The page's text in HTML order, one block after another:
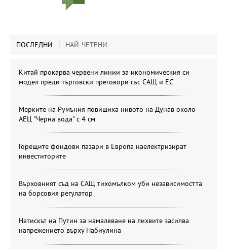
ПОСЛЕДНИ НАЙ-ЧЕТЕНИ
Китай прокарва червени линии за икономическия си
модел преди търговски преговори със САЩ и ЕС
Мерките на Румъния повишиха нивото на Дунав около
АЕЦ "Черна вода" с 4 см
Горещите фондови пазари в Европа наелектризират
инвеститорите
Върховният съд на САЩ тихомълком уби независимостта
на борсовия регулатор
Натискът на Путин за намаляване на лихвите засилва
напрежението върху Набиулина